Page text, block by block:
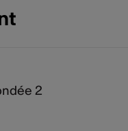
2